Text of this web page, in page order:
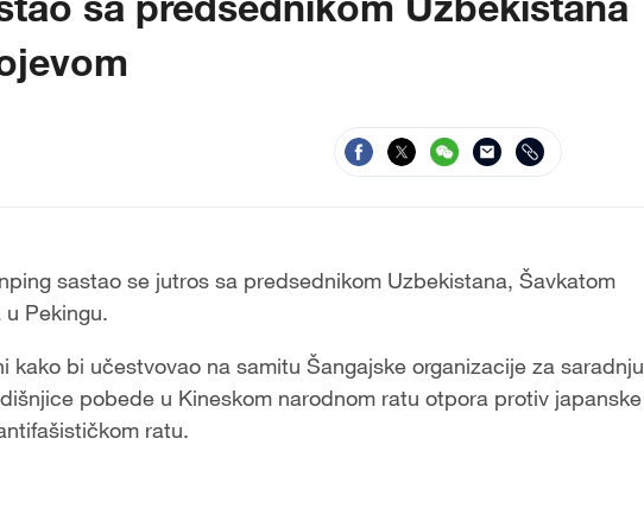
sastao se jutros sa predsednikom Uzbekistana, Šavkatom
Pekingu.
kako bi učestvovao na samitu Šangajske organizacije za saradnju
pobede u Kineskom narodnom ratu otpora protiv japanske
ratu.